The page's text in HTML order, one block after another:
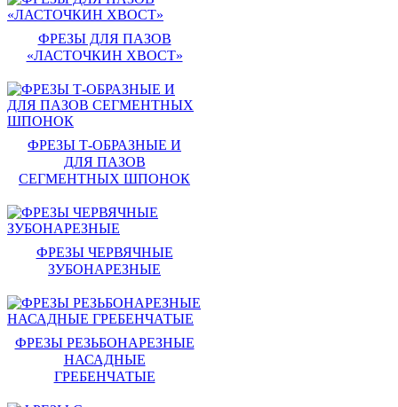
ФРЕЗЫ ДЛЯ ПАЗОВ
«ЛАСТОЧКИН ХВОСТ»
ФРЕЗЫ Т-ОБРАЗНЫЕ И
ДЛЯ ПАЗОВ
СЕГМЕНТНЫХ ШПОНОК
ФРЕЗЫ ЧЕРВЯЧНЫЕ
ЗУБОНАРЕЗНЫЕ
ФРЕЗЫ РЕЗЬБОНАРЕЗНЫЕ
НАСАДНЫЕ
ГРЕБЕНЧАТЫЕ